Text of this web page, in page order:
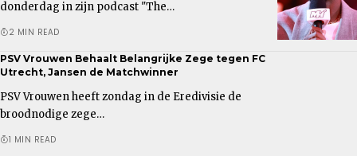
donderdag in zijn podcast "The…
2 MIN READ
PSV Vrouwen Behaalt Belangrijke Zege tegen FC
Utrecht, Jansen de Matchwinner
PSV Vrouwen heeft zondag in de Eredivisie de
broodnodige zege…
1 MIN READ